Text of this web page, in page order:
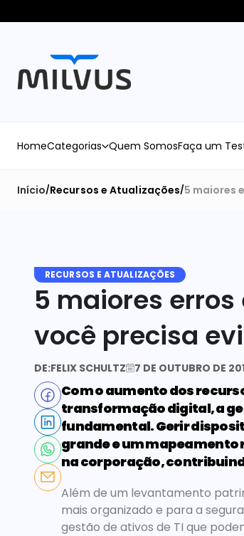
HomeCategorias Quem SomosFaça um
Início/Recursos e Atualizações/5 maiores
RECURSOS E ATUALIZAÇÕES
5 maiores
você precisa
DE:FELIX SCHULTZ 7 DE OUTUBRO DE
Com o aumento dos
transformação digital, a
fundamental. Gerir
grande e um mapeamento
na corporação,
Além de um levantamento
mais organizado e para a
gestão de ativos de TI que